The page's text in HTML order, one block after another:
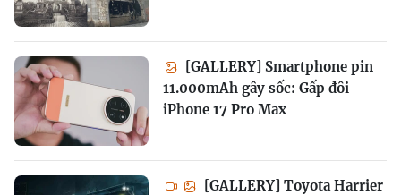
[GALLERY] Smartphone pin
11.000mAh gây sốc: Gấp đôi
iPhone 17 Pro Max
[GALLERY] Toyota Harrier